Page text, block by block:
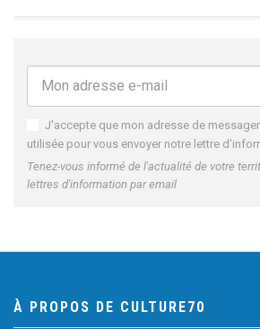
J'accepte que mon adresse de
utilisée pour vous envoyer notre lettre
Tenez-vous informé de l'actualité de votre
lettres d'information par email
À PROPOS DE CULTURE70